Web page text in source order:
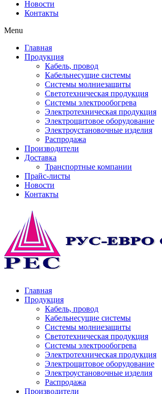
Новости
Контакты
Menu
Главная
Продукция
Кабель, провод
Кабельнесущие системы
Системы молниезащиты
Светотехническая продукция
Системы электрообогрева
Электротехническая продукция
Электрощитовое оборудование
Электроустановочные изделия
Распродажа
Производители
Доставка
Транспортные компании
Прайс-листы
Новости
Контакты
Главная
Продукция
Кабель, провод
Кабельнесущие системы
Системы молниезащиты
Светотехническая продукция
Системы электрообогрева
Электротехническая продукция
Электрощитовое оборудование
Электроустановочные изделия
Распродажа
Производители